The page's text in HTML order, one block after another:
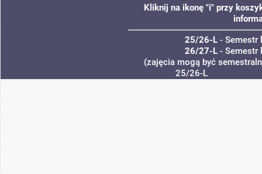
Kliknij na ikonę "i" przy
25/26-L -
26/27-L -
(zajęcia mogą być
25/26-L